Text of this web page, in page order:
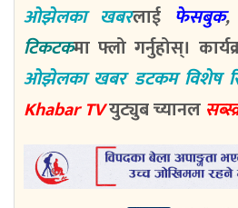
ओझेलका खबरलाई फेसबुक,
टिकटकमा फ्लो गर्नुहोस्।
ओझेलका खबर डटकम विशेष
Khabar TVयुट्युब च्यानल